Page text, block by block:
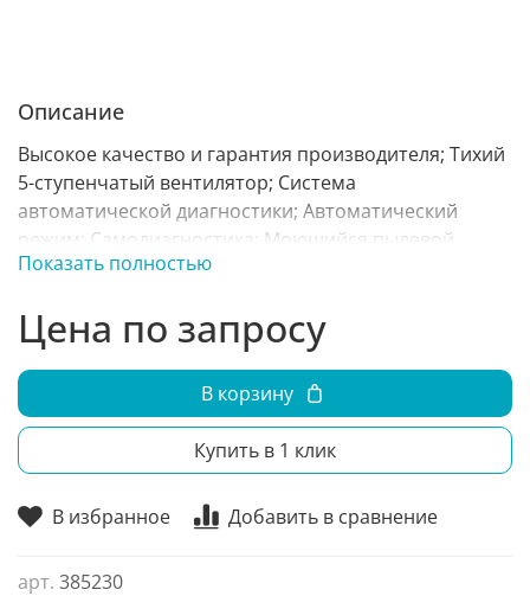
В избранное Добавить в сравнение
арт. 385230
Описание
Высокое качество и гарантия производителя; Тихий
5-ступенчатый вентилятор; Система
автоматической диагностики; Автоматический
режим; Самодиагностика; Моющийся пылевой
фильтр; Встроенный дренажный насос; Функция
свежего уличного воздуха;
Показать полностью
Цена по запросу
В корзину
Купить в 1 клик